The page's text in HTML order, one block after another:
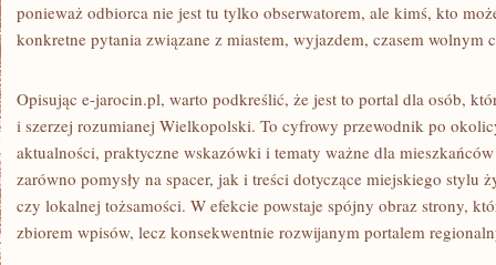
ponieważ odbiorca nie jest tu tylko obserwatorem, ale kimś, kto
konkretne pytania związane z miastem, wyjazdem, czasem wolnym
Opisując e-jarocin.pl, warto podkreślić, że jest to portal dla osób,
i szerzej rozumianej Wielkopolski. To cyfrowy przewodnik po
aktualności, praktyczne wskazówki i tematy ważne dla
zarówno pomysły na spacer, jak i treści dotyczące miejskiego stylu
czy lokalnej tożsamości. W efekcie powstaje spójny obraz strony,
zbiorem wpisów, lecz konsekwentnie rozwijanym portalem